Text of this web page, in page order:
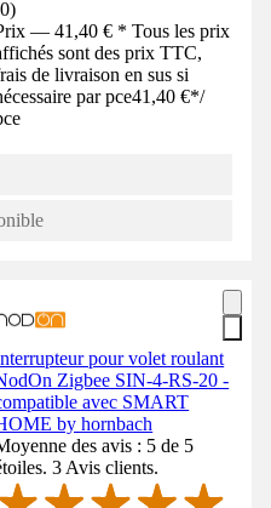
0)
— 41,40 € * Tous les prix
sont des prix TTC,
de livraison en sus si
par pce41,40 €*/
pour volet roulant
Zigbee SIN-4-RS-20 -
avec SMART
by hornbach
des avis : 5 de 5
3 Avis clients.